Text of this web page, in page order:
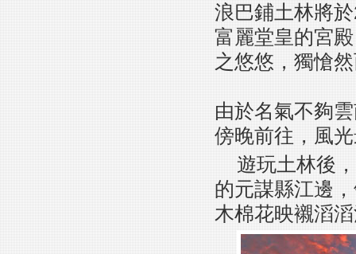
浪巴鋪土林將
富麗堂皇的宮
之悠悠，獨愴
由於名氣不夠
傍晚前往，風
遊玩土林後
的元謀縣江邊
木棉花映襯滔